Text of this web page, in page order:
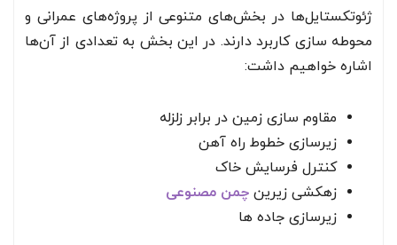
ژئوتکستایل‌ها در بخش‌های متنوعی از پروژه‌های عمرانی و
محوطه سازی کاربرد دارند. در این بخش به تعدادی از آن‌ها
اشاره خواهیم داشت:
مقاوم سازی زمین در برابر زلزله
زیرسازی خطوط راه آهن
کنترل فرسایش خاک
زهکشی زیرین چمن مصنوعی
زیرسازی جاده ها